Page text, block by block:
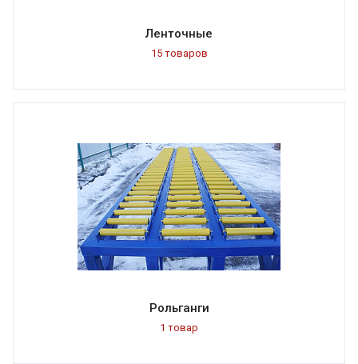
Ленточные
15 товаров
Рольганги
1 товар